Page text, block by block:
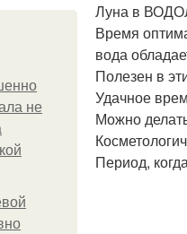
не
Луна в
Время
вода
Полезен в
Удачное
Можно
Период,